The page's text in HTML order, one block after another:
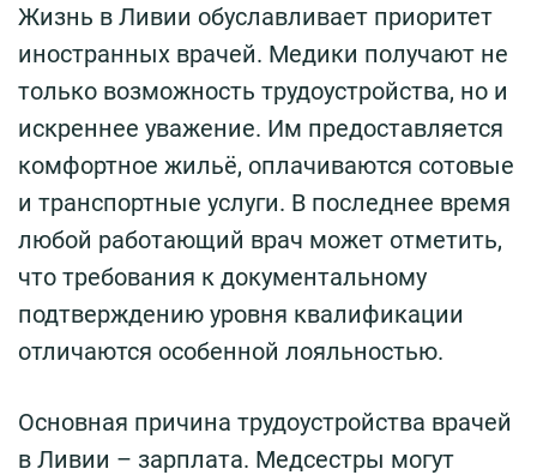
Жизнь в Ливии обуславливает приоритет
иностранных врачей. Медики получают не
только возможность трудоустройства, но и
искреннее уважение. Им предоставляется
комфортное жильё, оплачиваются сотовые
и транспортные услуги. В последнее время
любой работающий врач может отметить,
что требования к документальному
подтверждению уровня квалификации
отличаются особенной лояльностью.
Основная причина трудоустройства врачей
в Ливии – зарплата. Медсестры могут